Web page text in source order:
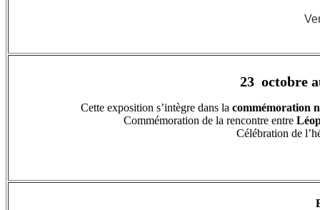
23 octobre
Cette exposition s’intègre dans la commémoration
Commémoration de la rencontre entre
Célébration de